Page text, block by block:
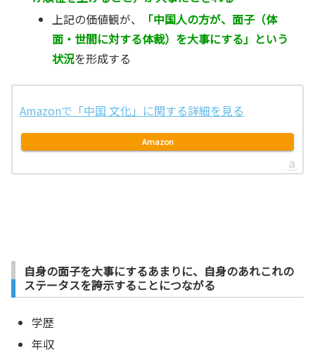
上記の価値観が、
「中国人の方が、面子（体
面・世間に対する体裁）を大事にする」という
状況を形成する
Amazonで「中国 文化」に関する詳細を見る
Amazon
自身の面子を大事にするあまりに、自身のあれこれの
ステータスを誇示することにつながる
学歴
年収